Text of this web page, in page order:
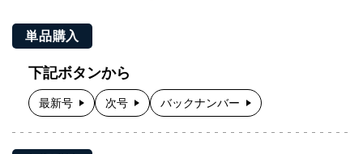
単品購入
下記ボタンから
最新号 次号 バックナンバー